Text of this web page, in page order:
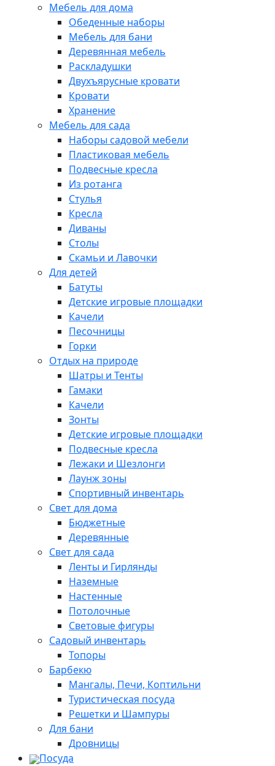
Мебель для дома
Обеденные наборы
Мебель для бани
Деревянная мебель
Раскладушки
Двухъярусные кровати
Кровати
Хранение
Мебель для сада
Наборы садовой мебели
Пластиковая мебель
Подвесные кресла
Из ротанга
Стулья
Кресла
Диваны
Столы
Скамьи и Лавочки
Для детей
Батуты
Детские игровые площадки
Качели
Песочницы
Горки
Отдых на природе
Шатры и Тенты
Гамаки
Качели
Зонты
Детские игровые площадки
Подвесные кресла
Лежаки и Шезлонги
Лаунж зоны
Спортивный инвентарь
Свет для дома
Бюджетные
Деревянные
Свет для сада
Ленты и Гирлянды
Наземные
Настенные
Потолочные
Световые фигуры
Садовый инвентарь
Топоры
Барбекю
Мангалы, Печи, Коптильни
Туристическая посуда
Решетки и Шампуры
Для бани
Дровницы
Посуда